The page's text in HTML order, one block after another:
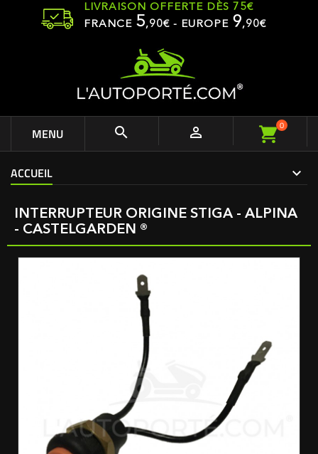
LIVRAISON OFFERTE DÈS 75€
FRANCE 5,90€ - EUROPE 9,90€
MENU   0
ACCUEIL
INTERRUPTEUR ORIGINE STIGA - ALPINA
- CASTELGARDEN ®